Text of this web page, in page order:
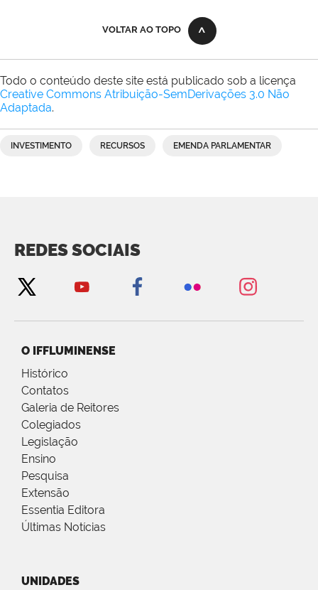
VOLTAR AO TOPO
Todo o conteúdo deste site está publicado sob a licença
Creative Commons Atribuição-SemDerivações 3.0 Não
Adaptada.
INVESTIMENTO RECURSOS EMENDA PARLAMENTAR
REDES SOCIAIS
O IFFLUMINENSE
Histórico
Contatos
Galeria de Reitores
Colegiados
Legislação
Ensino
Pesquisa
Extensão
Essentia Editora
Últimas Notícias
UNIDADES